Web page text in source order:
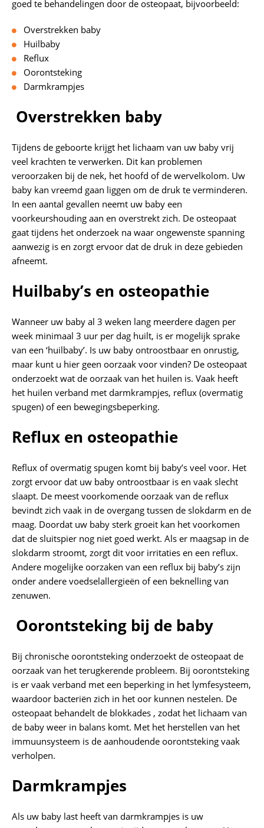
goed te behandelingen door de osteopaat, bijvoorbeeld:
Overstrekken baby
Huilbaby
Reflux
Oorontsteking
Darmkrampjes
Overstrekken baby
Tijdens de geboorte krijgt het lichaam van uw baby vrij
veel krachten te verwerken. Dit kan problemen
veroorzaken bij de nek, het hoofd of de wervelkolom. Uw
baby kan vreemd gaan liggen om de druk te verminderen.
In een aantal gevallen neemt uw baby een
voorkeurshouding aan en overstrekt zich. De osteopaat
gaat tijdens het onderzoek na waar ongewenste spanning
aanwezig is en zorgt ervoor dat de druk in deze gebieden
afneemt.
Huilbaby’s en osteopathie
Wanneer uw baby al 3 weken lang meerdere dagen per
week minimaal 3 uur per dag huilt, is er mogelijk sprake
van een ‘huilbaby’. Is uw baby ontroostbaar en onrustig,
maar kunt u hier geen oorzaak voor vinden? De osteopaat
onderzoekt wat de oorzaak van het huilen is. Vaak heeft
het huilen verband met darmkrampjes, reflux (overmatig
spugen) of een bewegingsbeperking.
Reflux en osteopathie
Reflux of overmatig spugen komt bij baby’s veel voor. Het
zorgt ervoor dat uw baby ontroostbaar is en vaak slecht
slaapt. De meest voorkomende oorzaak van de reflux
bevindt zich vaak in de overgang tussen de slokdarm en de
maag. Doordat uw baby sterk groeit kan het voorkomen
dat de sluitspier nog niet goed werkt. Als er maagsap in de
slokdarm stroomt, zorgt dit voor irritaties en een reflux.
Andere mogelijke oorzaken van een reflux bij baby’s zijn
onder andere voedselallergieën of een beknelling van
zenuwen.
Oorontsteking bij de baby
Bij chronische oorontsteking onderzoekt de osteopaat de
oorzaak van het terugkerende probleem. Bij oorontsteking
is er vaak verband met een beperking in het lymfesysteem,
waardoor bacteriën zich in het oor kunnen nestelen. De
osteopaat behandelt de blokkades , zodat het lichaam van
de baby weer in balans komt. Met het herstellen van het
immuunsysteem is de aanhoudende oorontsteking vaak
verholpen.
Darmkrampjes
Als uw baby last heeft van darmkrampjes is uw